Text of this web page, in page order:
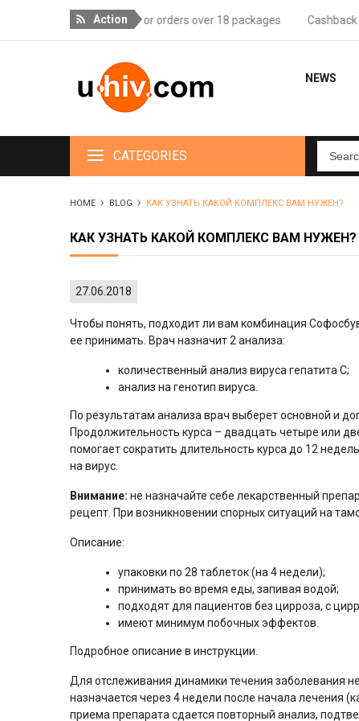
Action
Free delivery for orders over 18 packages Cashback
NEWS
CATEGORIES
HOME BLOG КАК УЗНАТЬ КАКОЙ КОМПЛЕКС ВАМ НУЖЕН?
КАК УЗНАТЬ КАКОЙ КОМПЛЕКС ВАМ НУЖЕН?
27.06.2018
Чтобы понять, подходит ли вам комбинация
ее принимать. Врач назначит 2 анализа:
количественный анализ вируса гепатита С;
анализ на генотип вируса.
По результатам анализа врач выберет основной и
Продолжительность курса – двадцать четыре или
помогает сократить длительность курса до 12
на вирус.
Внимание: не назначайте себе лекарственный
рецепт. При возникновении спорных ситуаций на
Описание:
упаковки по 28 таблеток (на 4 недели);
принимать во время еды, запивая водой;
подходят для пациентов без цирроза, с
имеют минимум побочных эффектов.
Подробное описание в инструкции.
Для отслеживания динамики течения заболевания
назначается через 4 недели после начала лечения
приема препарата сдается повторный анализ,